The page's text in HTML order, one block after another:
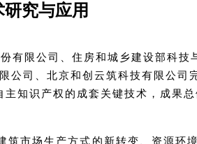
究与应用
限公司、住房和城乡建设部科
司、北京和创云筑科技有限公
知识产权的成套关键技术，成果
市场生产方式的新转变、资源环